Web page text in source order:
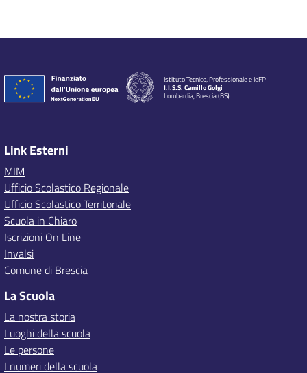
Istituto Tecnico, Professionale e IeFP
I.I.S.S. Camillo Golgi
Lombardia, Brescia (BS)
Link Esterni
MIM
Ufficio Scolastico Regionale
Ufficio Scolastico Territoriale
Scuola in Chiaro
Iscrizioni On Line
Invalsi
Comune di Brescia
La Scuola
La nostra storia
Luoghi della scuola
Le persone
I numeri della scuola